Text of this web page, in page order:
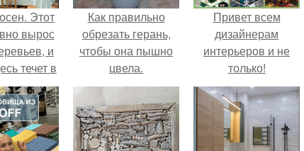
Этот
вырос
и
течет в
ритме
без
лишнего
Как правильно
обрезать герань,
чтобы она пышно
цвела.
Привет всем
дизайнерам
интерьеров и не
только!